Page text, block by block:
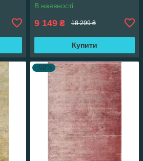
В наявності
9 149 ₴ 18 299 ₴
Купити
–50%